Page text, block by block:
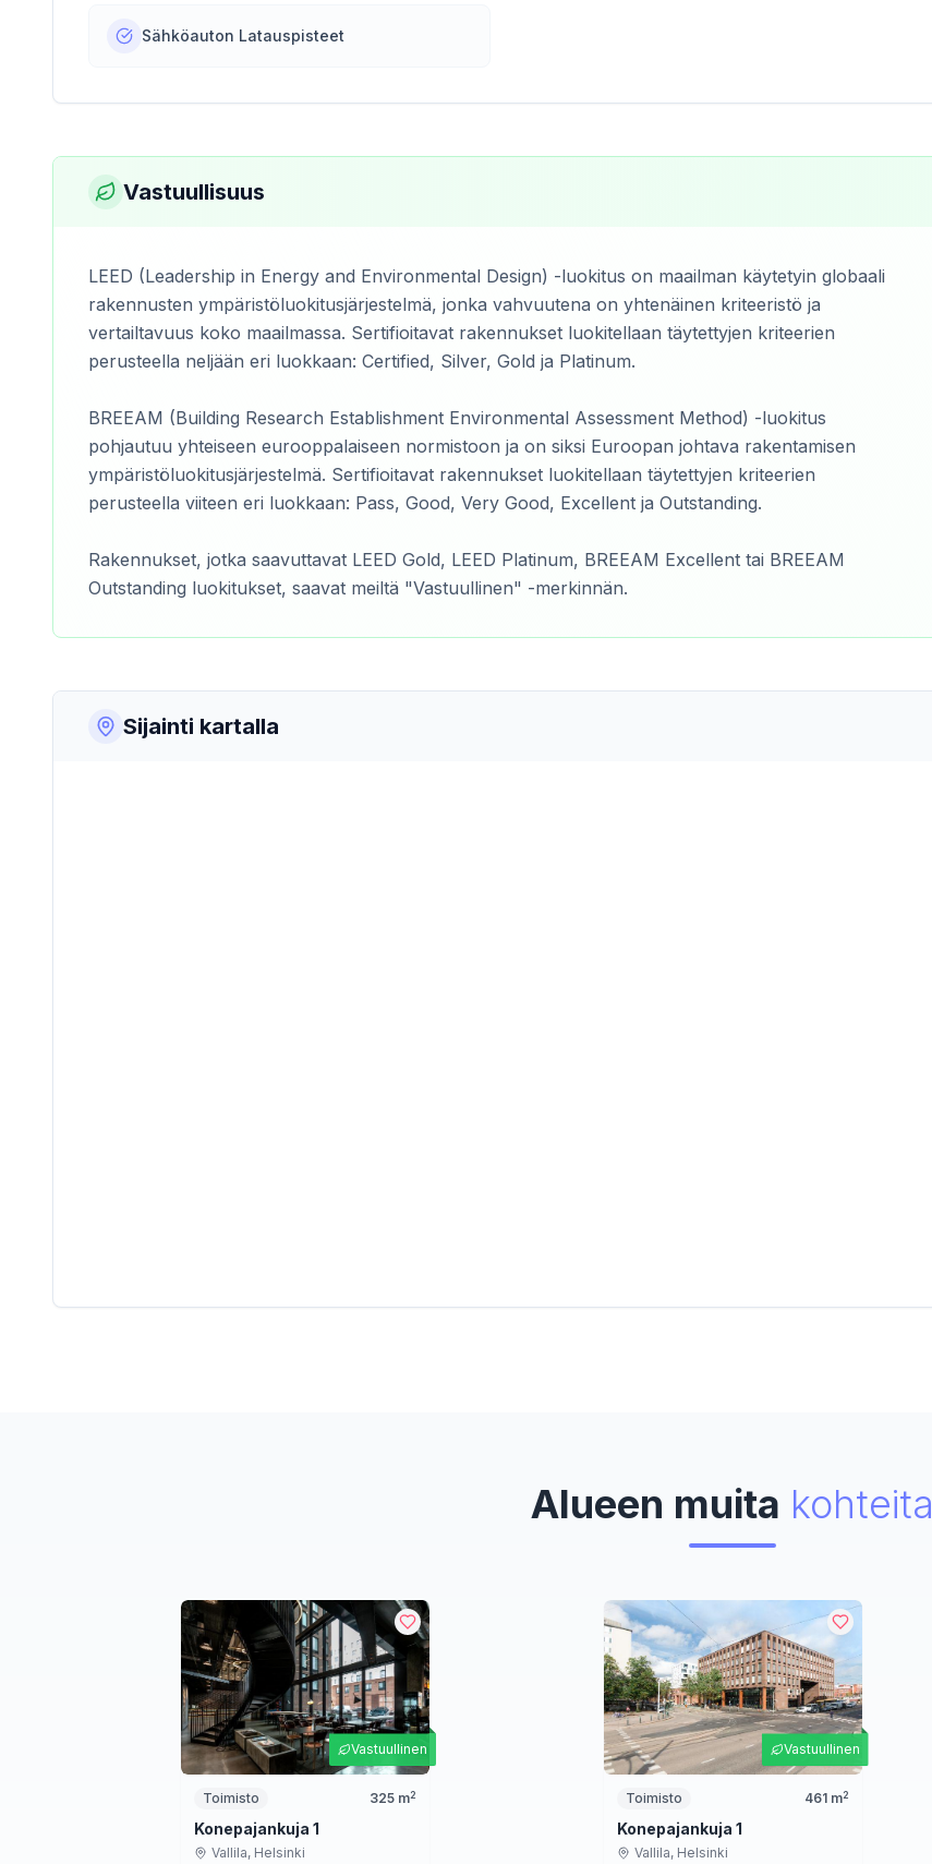
Sähköauton Latauspisteet
Vastuullisuus
LEED (Leadership in Energy and Environmental Design) -luokitus on maailman käytetyin globaali
rakennusten ympäristöluokitusjärjestelmä, jonka vahvuutena on yhtenäinen kriteeristö ja
vertailtavuus koko maailmassa. Sertifioitavat rakennukset luokitellaan täytettyjen kriteerien
perusteella neljään eri luokkaan: Certified, Silver, Gold ja Platinum.
BREEAM (Building Research Establishment Environmental Assessment Method) -luokitus
pohjautuu yhteiseen eurooppalaiseen normistoon ja on siksi Euroopan johtava rakentamisen
ympäristöluokitusjärjestelmä. Sertifioitavat rakennukset luokitellaan täytettyjen kriteerien
perusteella viiteen eri luokkaan: Pass, Good, Very Good, Excellent ja Outstanding.
Rakennukset, jotka saavuttavat LEED Gold, LEED Platinum, BREEAM Excellent tai BREEAM
Outstanding luokitukset, saavat meiltä "Vastuullinen" -merkinnän.
Sijainti kartalla
Alueen muita kohteita
Vastuullinen
Toimisto 325 m2
Konepajankuja 1
Vallila, Helsinki
Vastuullinen
Toimisto 461m2
Konepajankuja 1
Vallila, Helsinki